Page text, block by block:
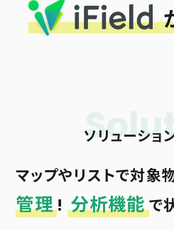
ソリューショ
マップやリストで対象
管理! 分析機能で